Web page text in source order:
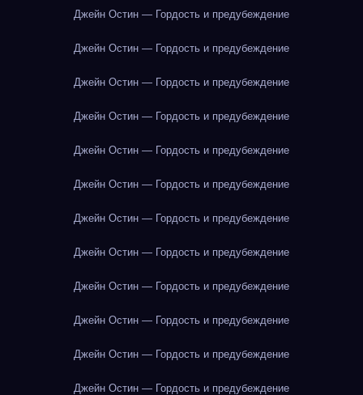
Джейн Остин — Гордость и предубеждение
Джейн Остин — Гордость и предубеждение
Джейн Остин — Гордость и предубеждение
Джейн Остин — Гордость и предубеждение
Джейн Остин — Гордость и предубеждение
Джейн Остин — Гордость и предубеждение
Джейн Остин — Гордость и предубеждение
Джейн Остин — Гордость и предубеждение
Джейн Остин — Гордость и предубеждение
Джейн Остин — Гордость и предубеждение
Джейн Остин — Гордость и предубеждение
Джейн Остин — Гордость и предубеждение